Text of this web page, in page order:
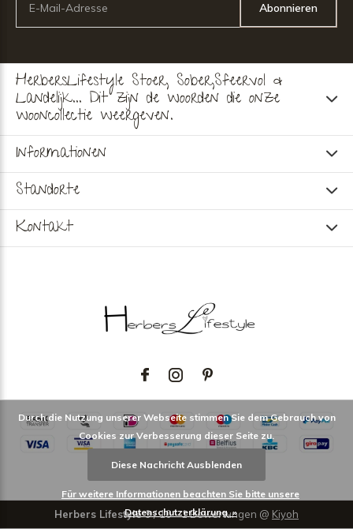
Abonnieren
HerbersLifestyle Stoer, Sober,Sfeervol &
Landelijk... Dit zijn de woorden die onze
wooncollectie weergeven.
Informationen
Standorte
Kontakt
Herbers Lifestyle9/10-1Bewertungen @ Kiyoh
Durch die Nutzung unserer Webseite stimmen Sie dem Gebrauch von
Cookies zur Verbesserung dieser Seite zu.
Diese Nachricht Ausblenden
Für weitere Informationen beachten Sie bitte unsere
Datenschutzerklärung. »